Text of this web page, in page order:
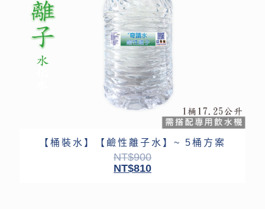
【桶裝水】【鹼性離子水】~ 5桶方案
NT$900
NT$810